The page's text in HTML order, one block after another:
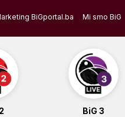
BiGportal.ba Mi smo BiG
BiG 3